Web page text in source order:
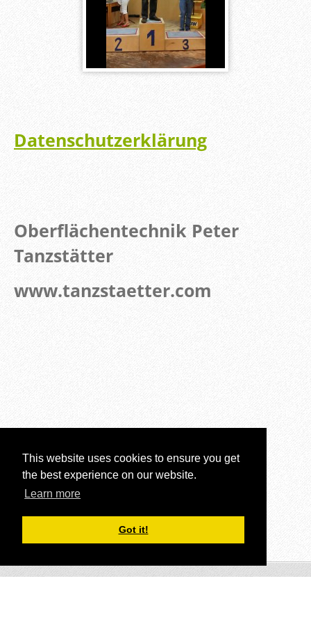
This website uses cookies to ensure you get
the best experience on our website.
Learn more
Got it!
Datenschutzerklärung
Oberflächentechnik Peter
Tanzstätter
www.tanzstaetter.com